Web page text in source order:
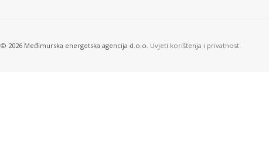
© 2026 Međimurska energetska agencija d.o.o. Uvjeti korištenja i privatnost